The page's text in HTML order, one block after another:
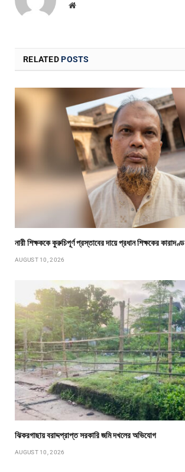
Website
RELATEDPOSTS
নারী শিক্ষককে কুরুচিপূর্ণ প্রস্তাবের দায়ে প্রধান শিক্ষকের কারাদণ্ড
AUGUST 10, 2026
ঝিকরগাছায় বরাদ্দপ্রাপ্ত সরকারি জমি দখলের অভিযোগ
AUGUST 10, 2026